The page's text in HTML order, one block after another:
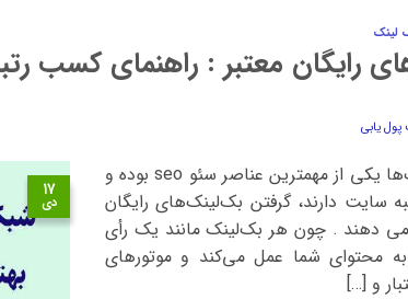
لینک
رایگان معتبر : راهنمای کسب
یابی
۱۷
دی
در دنیای امروزی که بک‌لینک‌ها یکی از مهمترین عناصر سئو seo بوده و
سایت دارند، گرفتن بک‌لینک‌های رایگان
دهند . چون هر بک‌لینک مانند یک رأی
محتوای شما عمل می‌کند و موتورهای
و […]